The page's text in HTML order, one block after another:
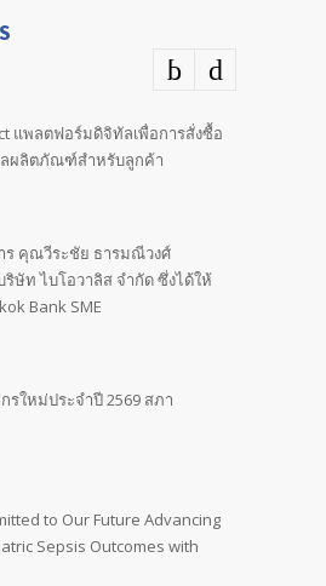
แพลตฟอร์มดิจิทัลเพื่อการสั่งซื้อ
ลผลิตภัณฑ์สำหรับลูกค้า
คุณวีระชัย ธารมณีวงศ์
ริษัท ไบโอวาลิส จำกัด ซึ่งได้ให้
Bank SME
รใหม่ประจำปี 2569 สภา
to Our Future Advancing
Sepsis Outcomes with